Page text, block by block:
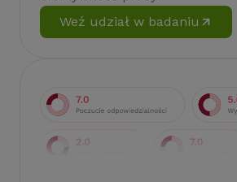
Weź udział w badaniu